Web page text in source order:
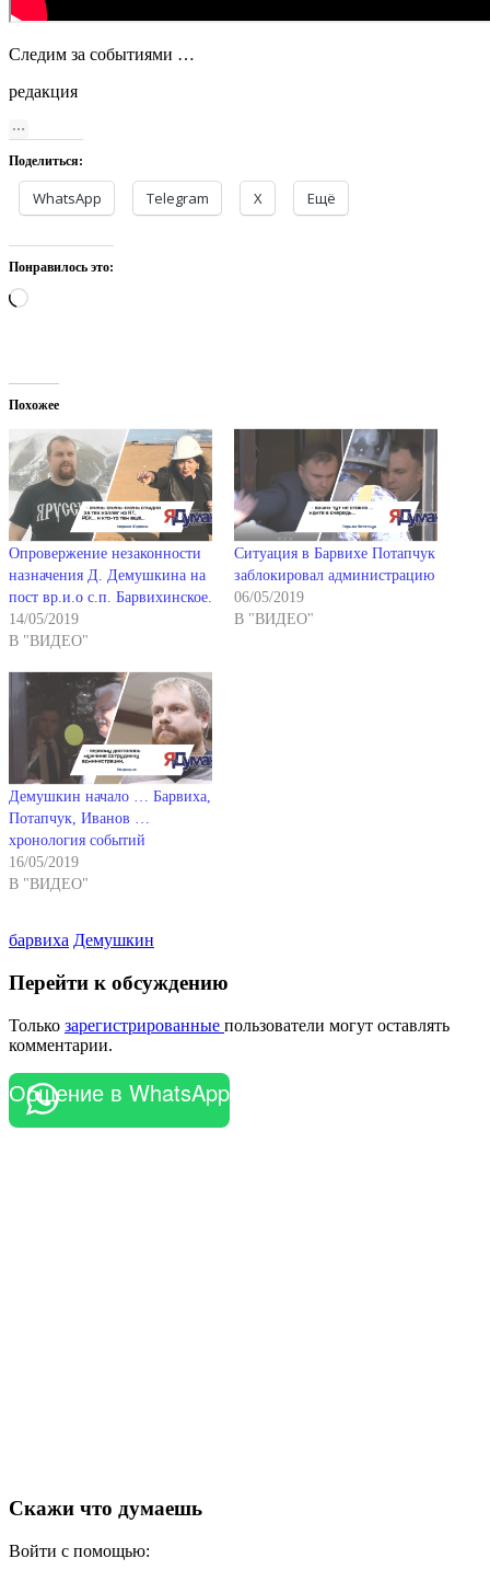
Следим за событиями …
редакция
Поделиться:
WhatsApp Telegram X Ещё
Понравилось это:
Загрузка…
Похожее
Опровержение незаконности
назначения Д. Демушкина на
пост вр.и.о с.п. Барвихинское.
14/05/2019
В "ВИДЕО"
Ситуация в Барвихе Потапчук
заблокировал администрацию
06/05/2019
В "ВИДЕО"
Демушкин начало … Барвиха,
Потапчук, Иванов …
хронология событий
16/05/2019
В "ВИДЕО"
барвиха Демушкин
Перейти к обсуждению
Только зарегистрированные пользователи могут оставлять
комментарии.
Общение в WhatsApp
Скажи что думаешь
Войти с помощью: